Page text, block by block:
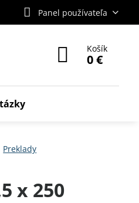
Panel používateľa
Košík
0 €
Preklady
x 250